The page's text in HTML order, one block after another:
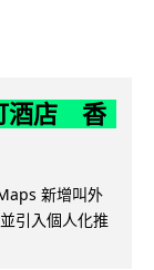
酒店 香
新增叫外
引入個人化推